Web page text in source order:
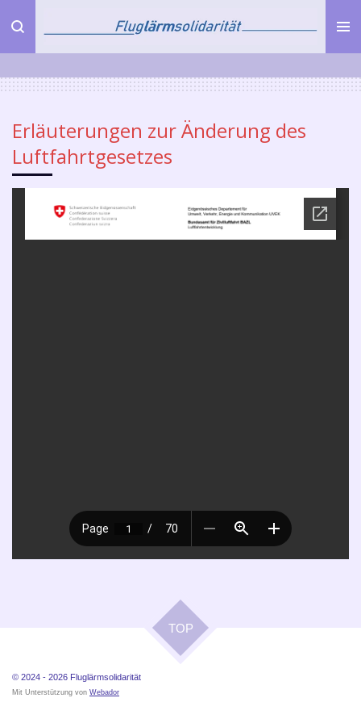
Zum
Hauptinhalt
springen
Erläuterungen zur Änderung des
Luftfahrtgesetzes
TOP
© 2024 - 2026 Fluglärmsolidarität
Mit Unterstützung von Webador